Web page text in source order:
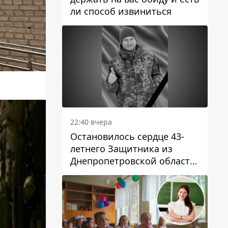
ли способ извиниться
22:40 вчера
Остановилось сердце 43-
летнего Защитника из
Днепропетровской области
Евгения Зинченко